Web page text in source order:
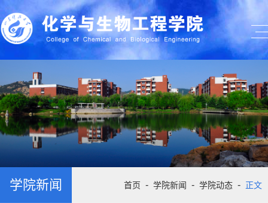
学院新闻 首页 - 学院新闻 - 学院动态 - 正文